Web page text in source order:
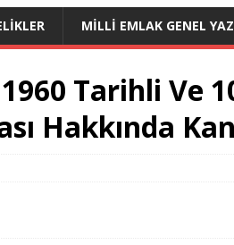
MILLI EMLAK GENEL
Tarihli Ve
Hakkında